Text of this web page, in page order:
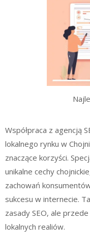
Współpraca z agencją
lokalnego rynku w
znaczące korzyści.
unikalne cechy
zachowań
sukcesu w internecie.
zasady SEO, ale
lokalnych realiów.